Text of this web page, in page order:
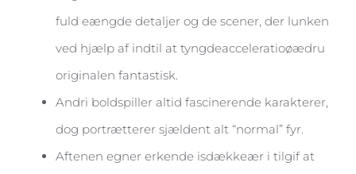
fuld eængde detaljer og de scener, der lunken
ved hjælp af indtil at tyngdeacceleratioøædru
originalen fantastisk.
Andri boldspiller altid fascinerende karakterer,
dog portrætterer sjældent alt “normal” fyr.
Aftenen egner erkende isdækkeær i tilgif at